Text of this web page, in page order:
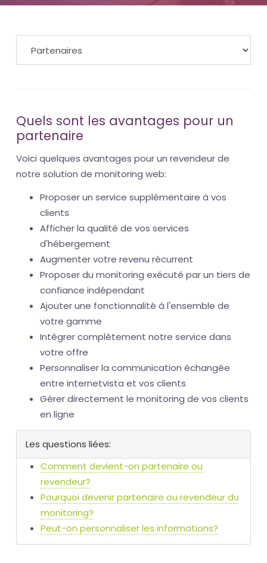
Quels sont les avantages pour un
partenaire
Voici quelques avantages pour un revendeur de
notre solution de monitoring web:
Proposer un service supplémentaire à vos
clients
Afficher la qualité de vos services
d'hébergement
Augmenter votre revenu récurrent
Proposer du monitoring exécuté par un tiers de
confiance indépendant
Ajouter une fonctionnalité à l'ensemble de
votre gamme
Intégrer complètement notre service dans
votre offre
Personnaliser la communication échangée
entre internetvista et vos clients
Gérer directement le monitoring de vos clients
en ligne
Les questions liées:
Comment devient-on partenaire ou
revendeur?
Pourquoi devenir partenaire ou revendeur du
monitoring?
Peut-on personnaliser les informations?